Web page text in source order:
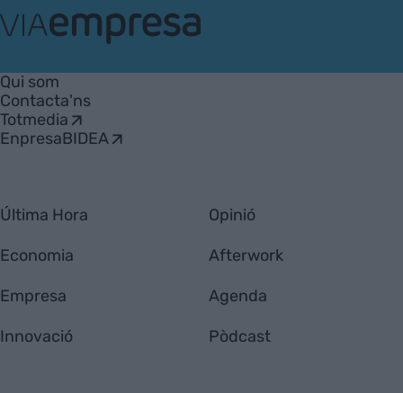
Empresa
Qui som
Contacta'ns
Totmedia
EnpresaBIDEA
Última Hora
Economia
Empresa
Innovació
Opinió
Afterwork
Agenda
Pòdcast